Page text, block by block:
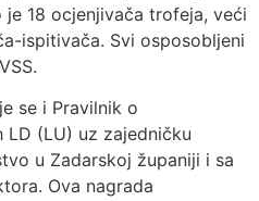
je 18 ocjenjivača trofeja, veći
ispitivača. Svi osposobljeni
se i Pravilnik o
LD (LU) uz zajedničku
u Zadarskoj županiji i sa
Ova nagrada